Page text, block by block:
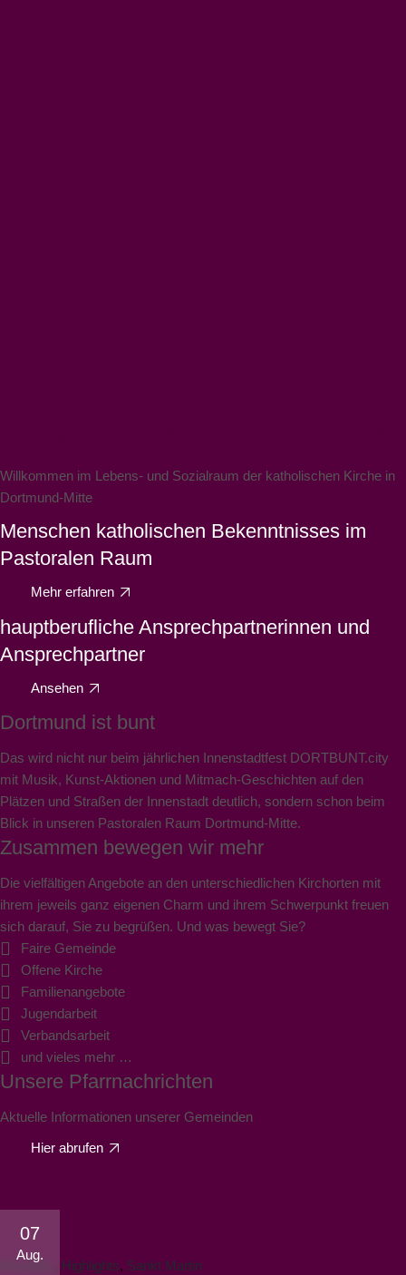
Willkommen im Lebens- und Sozialraum der katholischen Kirche in
Dortmund-Mitte
Menschen katholischen Bekenntnisses im
Pastoralen Raum
Mehr erfahren
hauptberufliche Ansprechpartnerinnen und
Ansprechpartner
Ansehen
Dortmund ist bunt
Das wird nicht nur beim jährlichen Innenstadtfest DORTBUNT.city
mit Musik, Kunst-Aktionen und Mitmach-Geschichten auf den
Plätzen und Straßen der Innenstadt deutlich, sondern schon beim
Blick in unseren Pastoralen Raum Dortmund-Mitte.
Zusammen bewegen wir mehr
Die vielfältigen Angebote an den unterschiedlichen Kirchorten mit
ihrem jeweils ganz eigenen Charm und ihrem Schwerpunkt freuen
sich darauf, Sie zu begrüßen. Und was bewegt Sie?
Faire Gemeinde
Offene Kirche
Familienangebote
Jugendarbeit
Verbandsarbeit
und vieles mehr …
Unsere Pfarrnachrichten
Aktuelle Informationen unserer Gemeinden
Hier abrufen
07
Aug.
Aktuelles Highlights Sankt Martin